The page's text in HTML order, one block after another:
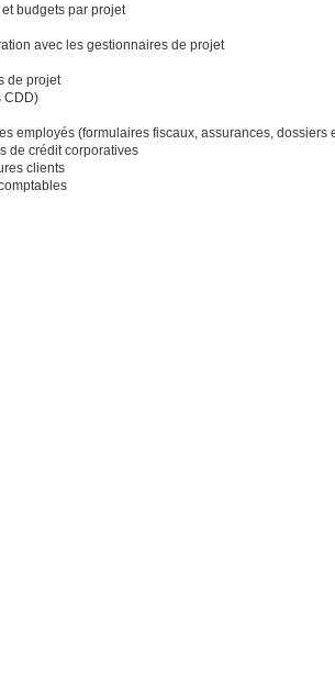
budgets par projet
avec les gestionnaires de projet
de projet
CDD)
employés (formulaires fiscaux, assurances, dossiers
de crédit corporatives
clients